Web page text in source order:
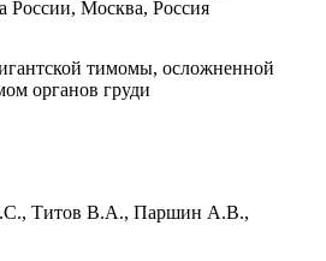
Москва, Россия
тимомы, осложненной
органов груди
, Титов В.А., Паршин А.В.,